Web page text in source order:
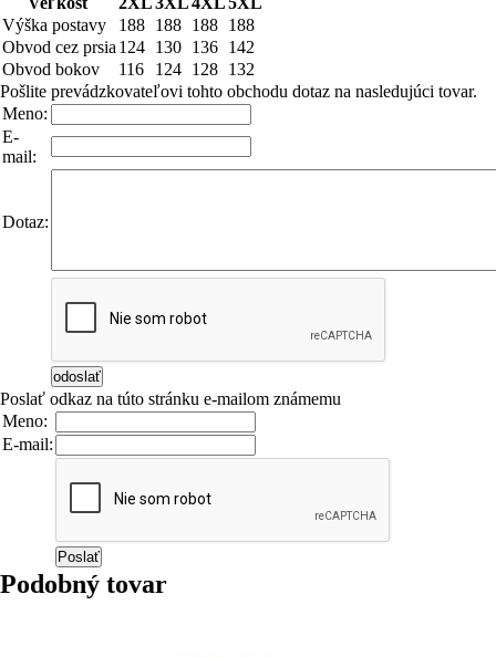
Výška postavy
188 188 188 188
Obvod cez prsia 124 130 136 142
Obvod bokov
116 124 128 132
Pošlite prevádzkovateľovi tohto obchodu dotaz na nasledujúci tovar.
Meno:
E-
mail:
Dotaz:
Poslať odkaz na túto stránku e-mailom známemu
Meno:
E-mail:
Podobný tovar